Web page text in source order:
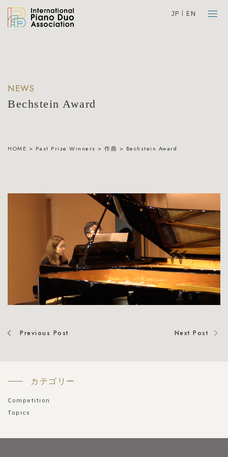
JP EN
NEWS
Bechstein Award
HOME > Past Prize Winners > 作曲 > Bechstein Award
Previous Post Next Post
カテゴリー
Competition
Topics